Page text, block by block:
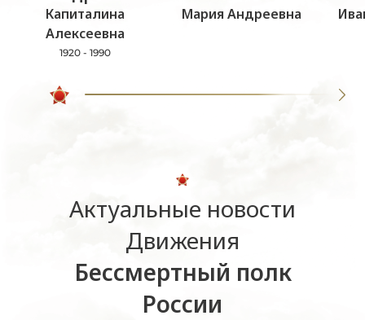
Капиталина
Алексеевна
1920 - 1990
Мария Андреевна
Актуальные новости
Движения
Бессмертный полк
России